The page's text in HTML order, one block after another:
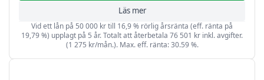
Läs mer
Vid ett lån på 50 000 kr till 16,9 % rörlig årsränta (eff. ränta på
19,79 %) upplagt på 5 år. Totalt att återbetala 76 501 kr inkl. avgifter.
(1 275 kr/mån.). Max. eff. ränta: 30.59 %.